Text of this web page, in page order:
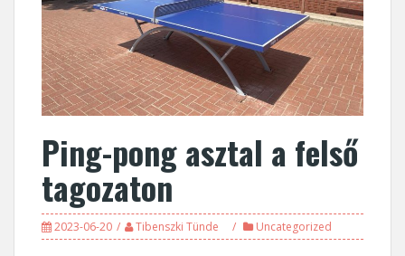
Ping-pong asztal a felső
tagozaton
2023-06-20 Tibenszki Tünde Uncategorized